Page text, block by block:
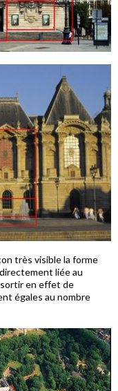
très visible la forme
liée au
en effet de
égales au nombre